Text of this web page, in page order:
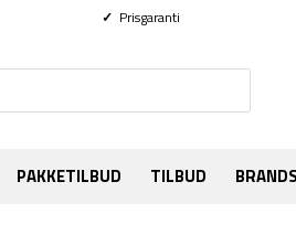
✓ Prisgaranti
PAKKETILBUD TILBUD BRANDS